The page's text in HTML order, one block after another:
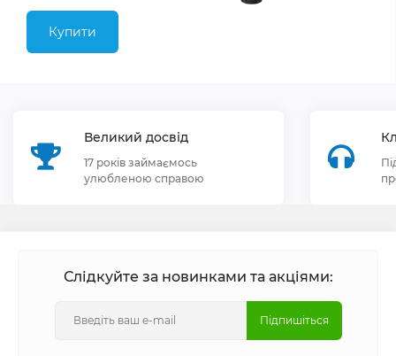
Купити
Великий досвід
17 років займаємось
улюбленою справою
Слідкуйте за новинками та акціями:
Підпишіться